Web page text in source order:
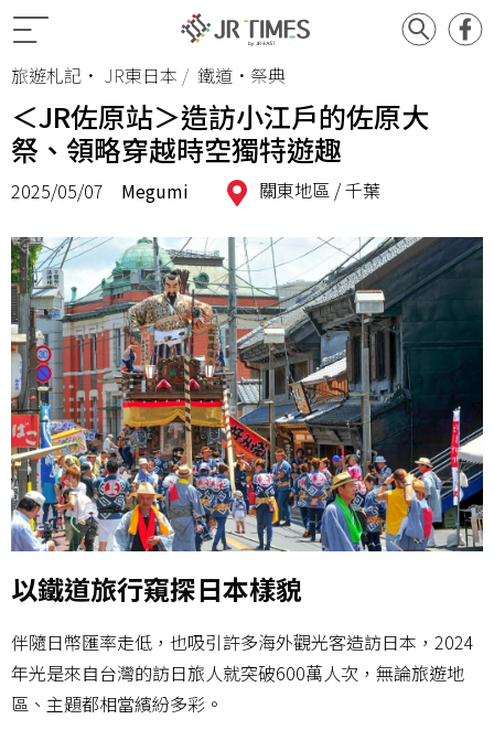
旅遊札記 • JR東日本 鐵道•祭典
＜JR佐原站＞造訪小江戶的佐原大
祭、領略穿越時空獨特遊趣
2025/05/07 Megumi 關東地區 /千葉
以鐵道旅行窺探日本樣貌
伴隨日幣匯率走低，也吸引許多海外觀光客造訪日本，2024
年光是來自台灣的訪日旅人就突破600萬人次，無論旅遊地
區、主題都相當繽紛多彩。